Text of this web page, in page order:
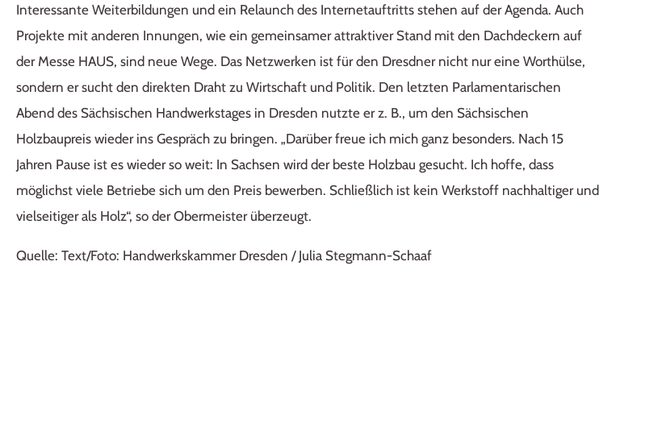
Interessante Weiterbildungen und ein Relaunch des Internetauftritts stehen auf der Agenda. Auch
Projekte mit anderen Innungen, wie ein gemeinsamer attraktiver Stand mit den Dachdeckern auf
der Messe HAUS, sind neue Wege. Das Netzwerken ist für den Dresdner nicht nur eine Worthülse,
sondern er sucht den direkten Draht zu Wirtschaft und Politik. Den letzten Parlamentarischen
Abend des Sächsischen Handwerkstages in Dresden nutzte er z. B., um den Sächsischen
Holzbaupreis wieder ins Gespräch zu bringen. „Darüber freue ich mich ganz besonders. Nach 15
Jahren Pause ist es wieder so weit: In Sachsen wird der beste Holzbau gesucht. Ich hoffe, dass
möglichst viele Betriebe sich um den Preis bewerben. Schließlich ist kein Werkstoff nachhaltiger und
vielseitiger als Holz“, so der Obermeister überzeugt.
Quelle: Text/Foto: Handwerkskammer Dresden / Julia Stegmann-Schaaf